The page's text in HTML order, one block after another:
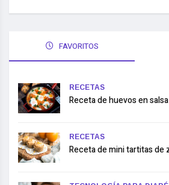
FAVORITOS
RECETAS
Receta de huevos en
RECETAS
Receta de mini tartitas de